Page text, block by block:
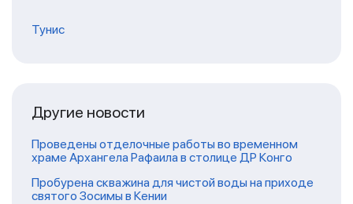
Тунис
Другие новости
Проведены отделочные работы во временном
храме Архангела Рафаила в столице ДР Конго
Пробурена скважина для чистой воды на приходе
святого Зосимы в Кении